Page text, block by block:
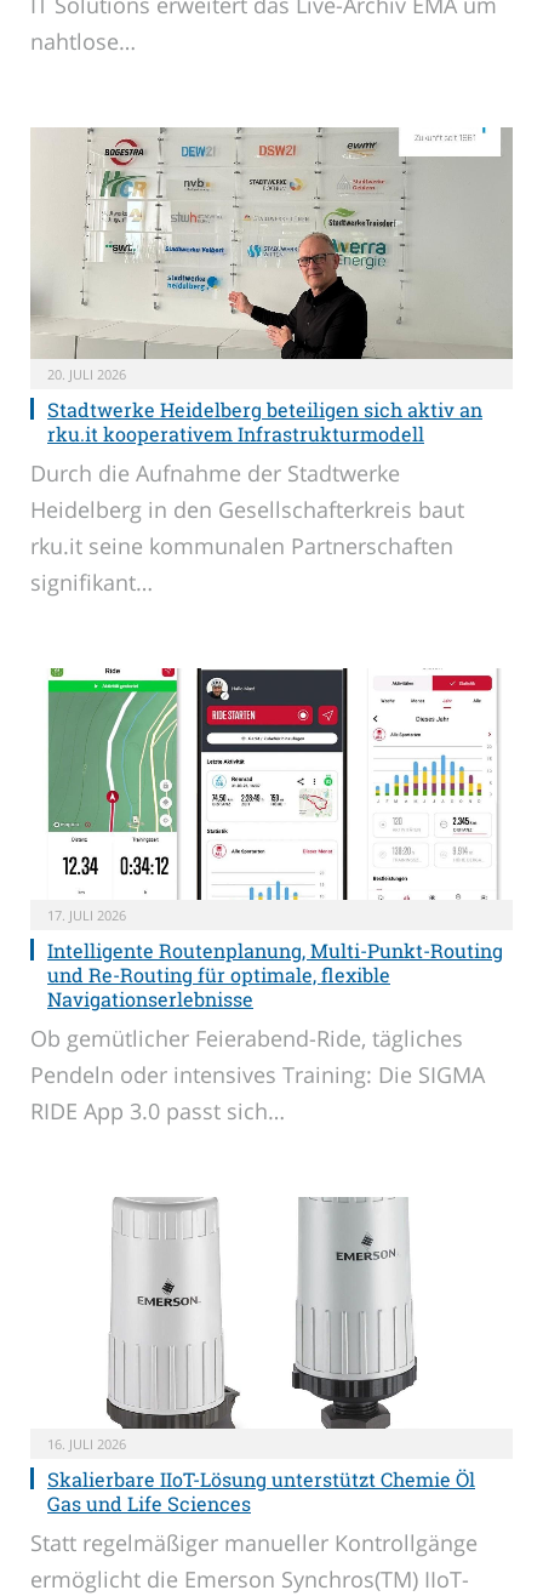
nahtlose…
20. JULI 2026
Stadtwerke Heidelberg beteiligen sich aktiv an
rku.it kooperativem Infrastrukturmodell
Durch die Aufnahme der Stadtwerke
Heidelberg in den Gesellschafterkreis baut
rku.it seine kommunalen Partnerschaften
signifikant…
17. JULI 2026
Intelligente Routenplanung, Multi-Punkt-Routing
und Re-Routing für optimale, flexible
Navigationserlebnisse
Ob gemütlicher Feierabend-Ride, tägliches
Pendeln oder intensives Training: Die SIGMA
RIDE App 3.0 passt sich…
16. JULI 2026
Skalierbare IIoT-Lösung unterstützt Chemie Öl
Gas und Life Sciences
Statt regelmäßiger manueller Kontrollgänge
ermöglicht die Emerson Synchros(TM) IIoT-